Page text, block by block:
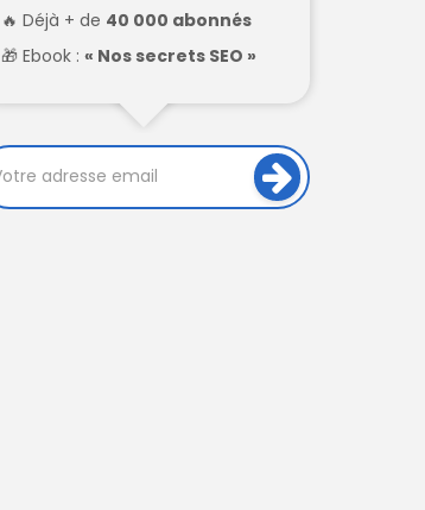
Déjà + de 40 000 abonnés
Ebook : « Nos secrets SEO »